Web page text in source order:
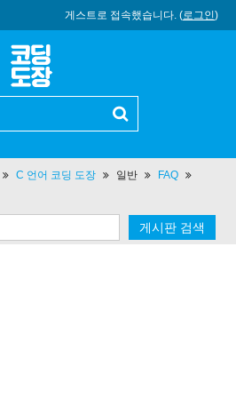
게스트로 접속했습니다. (로그인)
C 언어 코딩 도장 일반
FAQ